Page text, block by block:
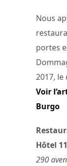
Nous
portes
2017, le
Voir
Burgo
Hôtel
290